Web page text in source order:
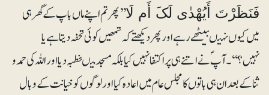
فَنَظَرْتَ أَیُھْدٰی لَکَ أَم لَا’’پھر تم اپنے ماں باپ کے گھر ہی
میں کیوں نہیںبیٹھے رہے اور پھر دیکھتے کہ تمھیں کوئی تحفہ دیتا ہے یا
نہیں؟‘‘۔ آپؐ نے اتنے ہی پر اکتفا نہیں کیا بلکہ مسجد میںخطبہ دیا اور اللہ کی حمد و
ثنا کے بعد ان ہی باتوں کا مجلس عام میں اعادہ کیا اور لوگوں کو خیانت کے وبال